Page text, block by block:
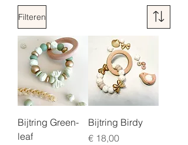
Filteren
Bijtring Green-
leaf
Bijtring Birdy
Prijs
€ 18,00